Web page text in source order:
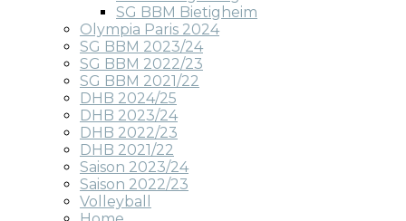
SG BBM Bietigheim
Olympia Paris 2024
SG BBM 2023/24
SG BBM 2022/23
SG BBM 2021/22
DHB 2024/25
DHB 2023/24
DHB 2022/23
DHB 2021/22
Saison 2023/24
Saison 2022/23
Volleyball